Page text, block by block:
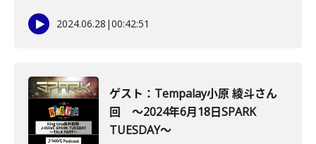
2024.06.28 |00:42:51
ゲスト：Tempalay小原 綾斗さん
回 ～2024年6月18日SPARK
TUESDAY～